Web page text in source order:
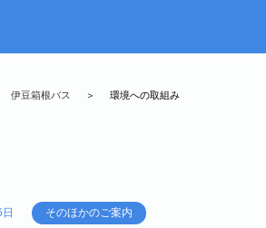
伊豆箱根バス 環境への取組み
そのほかのご案内